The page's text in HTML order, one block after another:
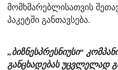
მომხმარებლისათვის
პაკეტში განთავსება.
„ბიზნესპრესნიუსი“
განცხადებას უცვლელად